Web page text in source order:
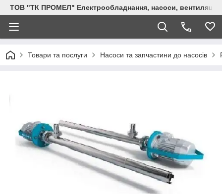
ТОВ "ТК ПРОМЕЛ" Електрообладнання, насоси, вентиляція,
Товари та послуги Насоси та запчастини до насосів